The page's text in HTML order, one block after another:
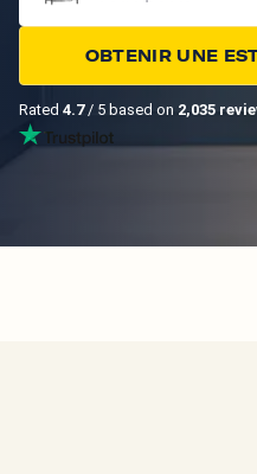
OBTENIR UNE
Rated 4.7/ 5 based on 2,035